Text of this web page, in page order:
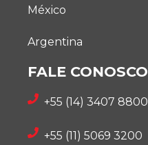
México
Argentina
FALE CONOSCO
+55 (14) 3407 8800
+55 (11) 5069 3200